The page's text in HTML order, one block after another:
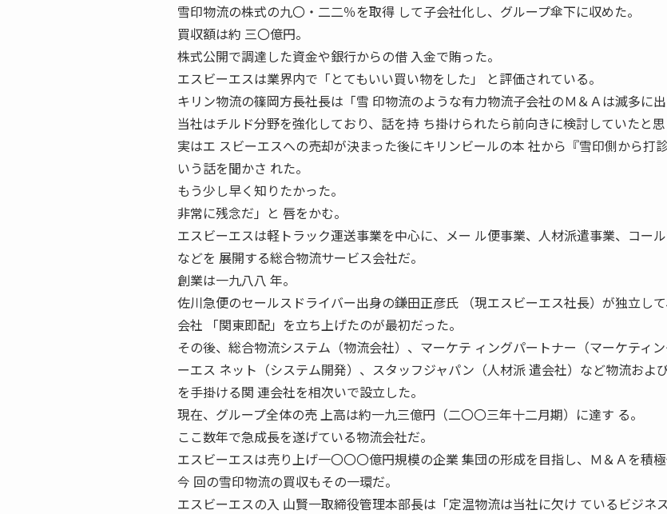
雪印物流の株式の九〇・二二％を取得 して子会社化し、グループ傘下に収めた。
買収額は約 三〇億円。
株式公開で調達した資金や銀行からの借 入金で賄った。
エスビーエスは業界内で「とてもいい買い物をした」 と評価されている。
キリン物流の篠岡方長社長は「雪 印物流のような有力物流子会社のＭ＆Ａは滅多に出
当社はチルド分野を強化しており、話を持 ち掛けられたら前向きに検討していたと思
実はエ スビーエスへの売却が決まった後にキリンビールの本 社から『雪印側から打
いう話を聞かさ れた。
もう少し早く知りたかった。
非常に残念だ」と 唇をかむ。
エスビーエスは軽トラック運送事業を中心に、メー ル便事業、人材派遣事業、コー
などを 展開する総合物流サービス会社だ。
創業は一九八八 年。
佐川急便のセールスドライバー出身の鎌田正彦氏 （現エスビーエス社長）が独立し
会社 「関東即配」を立ち上げたのが最初だった。
その後、総合物流システム（物流会社）、マーケテ ィングパートナー（マーケティ
ーエス ネット（システム開発）、スタッフジャパン（人材派 遣会社）など物流およ
を手掛ける関 連会社を相次いで設立した。
現在、グループ全体の売 上高は約一九三億円（二〇〇三年十二月期）に達す る。
ここ数年で急成長を遂げている物流会社だ。
エスビーエスは売り上げ一〇〇〇億円規模の企業 集団の形成を目指し、Ｍ＆Ａを積極
今 回の雪印物流の買収もその一環だ。
エスビーエスの入 山賢一取締役管理本部長は「定温物流は当社に欠け ているビジネ